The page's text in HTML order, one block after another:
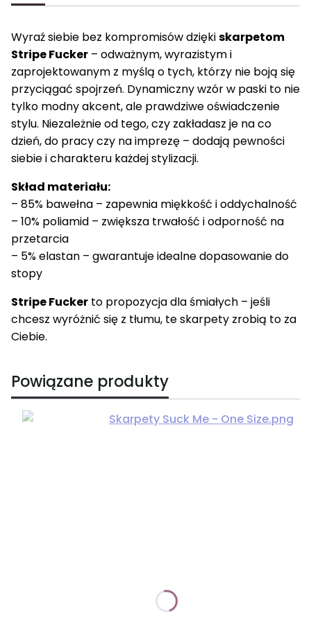
Wyraź siebie bez kompromisów dziękiskarpetom
Stripe Fucker – odważnym, wyrazistym i
zaprojektowanym z myślą o tych, którzy nie boją się
przyciągać spojrzeń. Dynamiczny wzór w paski to nie
tylko modny akcent, ale prawdziwe oświadczenie
stylu. Niezależnie od tego, czy zakładasz je na co
dzień, do pracy czy na imprezę – dodają pewności
siebie i charakteru każdej stylizacji.
Skład materiału:
– 85% bawełna – zapewnia miękkość i oddychalność
– 10% poliamid – zwiększa trwałość i odporność na
przetarcia
– 5% elastan – gwarantuje idealne dopasowanie do
stopy
Stripe Fucker to propozycja dla śmiałych – jeśli
chcesz wyróżnić się z tłumu, te skarpety zrobią to za
Ciebie.
Powiązane produkty